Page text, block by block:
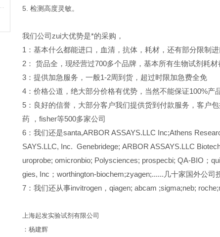
5. 检测高度灵敏。
我们公司zui大优势是*的采购，
1
：基本什么都能进口，血清，抗体，耗材，还有部分限制进
2 ：
货品全，现经营过700多个品牌，基本所有生物试剂耗
3 ：提供加急服务，一般1-2周到货，超过时限加急费全免
4 ：价格公道，绝大部分价格有优势，当然不能保证100%产
5 ：良好的信誉，大部分客户我们提供货到付款服务，客户
药
，fisher等500多家公司
6 ：我们还是santa,ARBOR ASSAYS.LLC Inc;Athens
SAYS.LLC, Inc. Genebridege; ARBOR ASSAYS.LLC
uroprobe; omicronbio; Polysciences; prospecbi; QA-BIO；
gies, Inc；worthington-biochem;zyagen;......几十家国外公司
7 ：我们还从事invitrogen，qiagen; abcam ;sigma;neb;
上海起发实验试剂有限公司
：杨建辉